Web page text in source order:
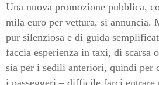
Una nuova promozione pubblica,
mila euro per vettura, si annuncia.
pur silenziosa e di guida
faccia esperienza in taxi, di scarsa
sia per i sedili anteriori, quindi per